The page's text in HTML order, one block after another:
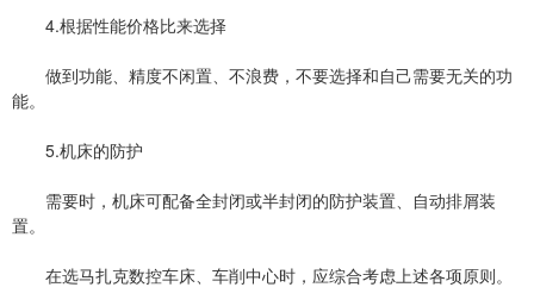
4.根据性能价格比来选择
做到功能、精度不闲置、不浪费，不要选择和自己需要无关的功
能。
5.机床的防护
需要时，机床可配备全封闭或半封闭的防护装置、自动排屑装
置。
在选马扎克数控车床、车削中心时，应综合考虑上述各项原则。